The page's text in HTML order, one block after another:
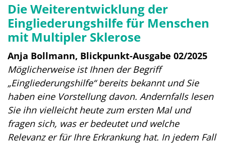
Die Weiterentwicklung der
Eingliederungshilfe für Menschen
mit Multipler Sklerose
Anja Bollmann, Blickpunkt-Ausgabe 02/2025
Möglicherweise ist Ihnen der Begriff
„Eingliederungshilfe“ bereits bekannt und Sie
haben eine Vorstellung davon. Andernfalls lesen
Sie ihn vielleicht heute zum ersten Mal und
fragen sich, was er bedeutet und welche
Relevanz er für Ihre Erkrankung hat. In jedem Fall